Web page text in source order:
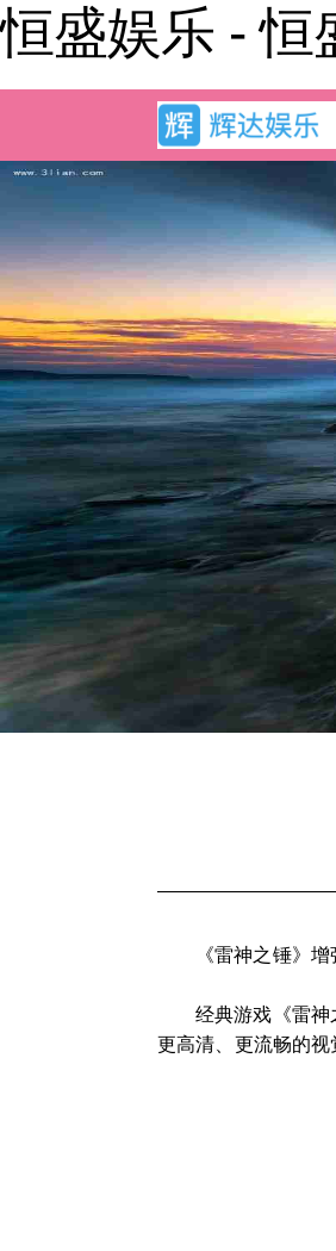
恒盛娱乐 - 恒
《雷神之锤》
经典游戏《雷神
更高清、更流畅的